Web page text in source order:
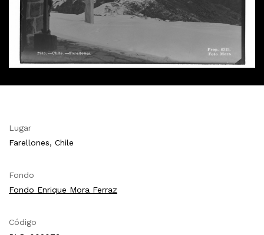
Lugar
Farellones, Chile
Fondo
Fondo Enrique Mora Ferraz
Código